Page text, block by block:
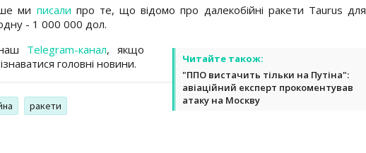
ми писали про те, що відомо про далекобійні ракети Taurus для
- 1 000 000 дол.
Читайте також:
"ППО вистачить тільки на Путіна":
авіаційний експерт прокоментував
атаку на Москву
Telegram-канал, якщо
головні новини.
ракети